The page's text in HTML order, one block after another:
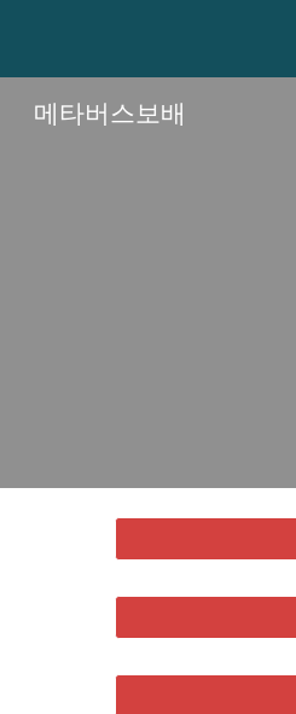
메타버스보배